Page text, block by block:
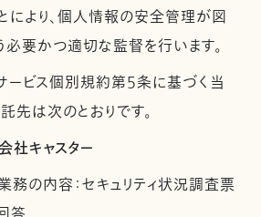
により、個人情報の安全管理が図
必要かつ適切な監督を行います。
ービス個別規約第5条に基づく当
先は次のとおりです。
キャスター
務の内容：セキュリティ状況調査票